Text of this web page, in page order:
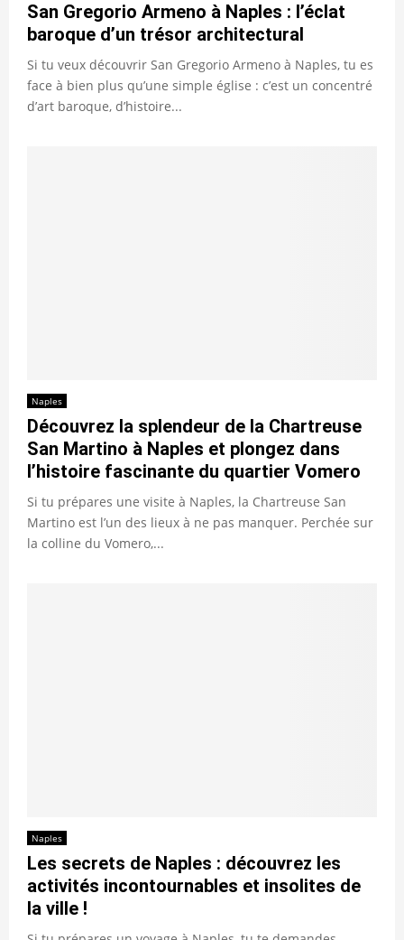
San Gregorio Armeno à Naples : l’éclat
baroque d’un trésor architectural
Si tu veux découvrir San Gregorio Armeno à Naples, tu es
face à bien plus qu’une simple église : c’est un concentré
d’art baroque, d’histoire...
Naples
Découvrez la splendeur de la Chartreuse
San Martino à Naples et plongez dans
l’histoire fascinante du quartier Vomero
Si tu prépares une visite à Naples, la Chartreuse San
Martino est l’un des lieux à ne pas manquer. Perchée sur
la colline du Vomero,...
Naples
Les secrets de Naples : découvrez les
activités incontournables et insolites de
la ville !